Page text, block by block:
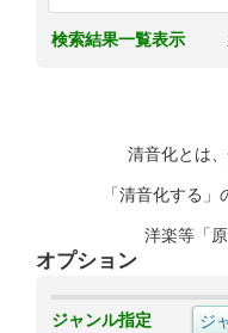
検索結果一覧表示
清音化とは
「清音化する
洋楽等「
オプション
ジャンル指定